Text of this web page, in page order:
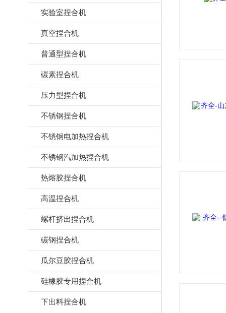
实验室捏合机
真空捏合机
普通型捏合机
碳素捏合机
压力型捏合机
不锈钢捏合机
不锈钢电加热捏合机
不锈钢汽加热捏合机
热熔胶捏合机
高温捏合机
螺杆挤出捏合机
碳钢捏合机
瓜尔豆胶捏合机
硅橡胶专用捏合机
下出料捏合机